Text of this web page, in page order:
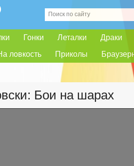
Гонки Леталки
Драки
ловкость Приколы
Бои на шарах